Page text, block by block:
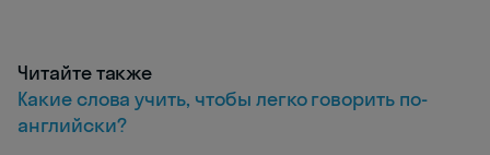
Читайте также
Какие слова учить, чтобы легко говорить по-
английски?